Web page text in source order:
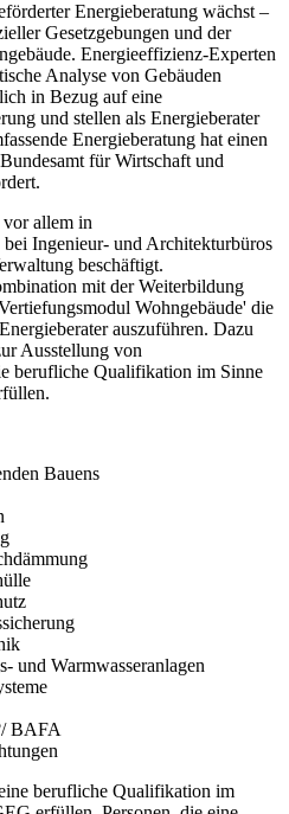
Energieberatung wächst –
Gesetzgebungen und der
Energieeffizienz-Experten
Analyse von Gebäuden
in Bezug auf eine
und stellen als Energieberater
Energieberatung hat einen
für Wirtschaft und
allem in
bei Ingenieur- und Architekturbüros
beschäftigt.
mit der Weiterbildung
Wohngebäude' die
auszuführen. Dazu
Ausstellung von
berufliche Qualifikation im Sinne
Bauens
und Warmwasseranlagen
BAFA
berufliche Qualifikation im